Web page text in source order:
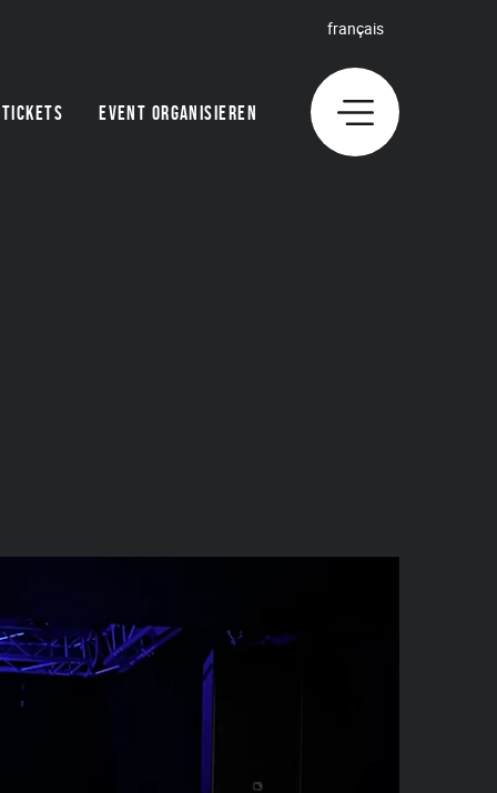
TICKETS EVENT ORGANISIEREN
français